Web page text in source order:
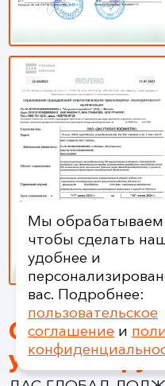
Специальная
условия
Мы обрабатываем
чтобы сделать
удобнее и
вас. Подробнее:
пользовательское
соглашение и